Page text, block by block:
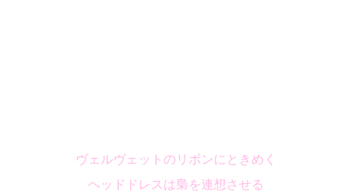
ヴェルヴェットのリボンにときめく
ヘッドドレスは梟を連想させる